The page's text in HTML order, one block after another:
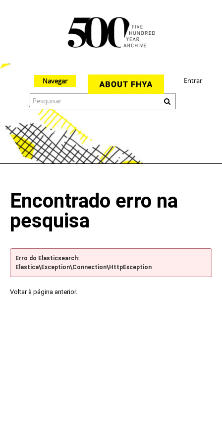
Entrar
Navegar
Encontrado erro na
pesquisa
Erro do Elasticsearch:
Elastica\Exception\Connection\HttpException
Voltar à página anterior.